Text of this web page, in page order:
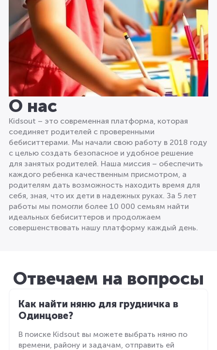
О нас
Kidsout – это современная платформа, которая
соединяет родителей с проверенными
бебиситтерами. Мы начали свою работу в 2018 году
с целью создать безопасное и удобное решение
для занятых родителей. Наша миссия – обеспечить
каждого ребенка качественным присмотром, а
родителям дать возможность находить время для
себя, зная, что их дети в надежных руках. За 5 лет
работы мы помогли более 10 000 семьям найти
идеальных бебиситтеров и продолжаем
совершенствовать нашу платформу каждый день.
Отвечаем на вопросы
Как найти няню для грудничка в
Одинцове?
В поиске Kidsout вы можете выбрать няню по
времени, району и задачам, отправить ей